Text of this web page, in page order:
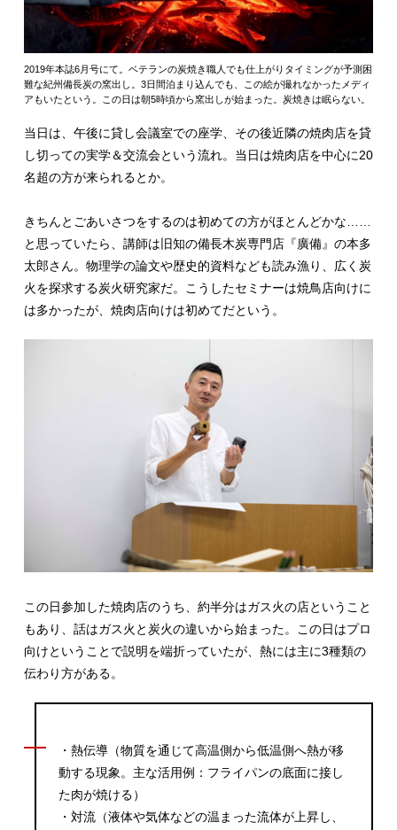
2019年本誌6月号にて。ベテランの炭焼き職人でも仕上がりタイミングが予測困
難な紀州備長炭の窯出し。3日間泊まり込んでも、この絵が撮れなかったメディ
アもいたという。この日は朝5時頃から窯出しが始まった。炭焼きは眠らない。
当日は、午後に貸し会議室での座学、その後近隣の焼肉店を貸
し切っての実学＆交流会という流れ。当日は焼肉店を中心に20
名超の方が来られるとか。
きちんとごあいさつをするのは初めての方がほとんどかな……
と思っていたら、講師は旧知の備長木炭専門店『廣備』の本多
太郎さん。物理学の論文や歴史的資料なども読み漁り、広く炭
火を探求する炭火研究家だ。こうしたセミナーは焼鳥店向けに
は多かったが、焼肉店向けは初めてだという。
この日参加した焼肉店のうち、約半分はガス火の店ということ
もあり、話はガス火と炭火の違いから始まった。この日はプロ
向けということで説明を端折っていたが、熱には主に3種類の
伝わり方がある。
・熱伝導（物質を通じて高温側から低温側へ熱が移
動する現象。主な活用例：フライパンの底面に接し
た肉が焼ける）
・対流（液体や気体などの温まった流体が上昇し、